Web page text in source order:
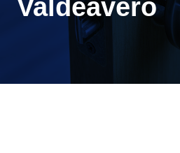
Valdeavero